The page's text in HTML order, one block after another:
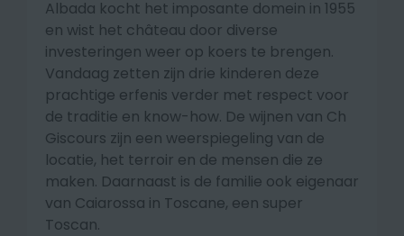
Albada kocht het imposante domein in 1955
en wist het château door diverse
investeringen weer op koers te brengen.
Vandaag zetten zijn drie kinderen deze
prachtige erfenis verder met respect voor
de traditie en know-how. De wijnen van Ch
Giscours zijn een weerspiegeling van de
locatie, het terroir en de mensen die ze
maken. Daarnaast is de familie ook eigenaar
van Caiarossa in Toscane, een super
Toscan.